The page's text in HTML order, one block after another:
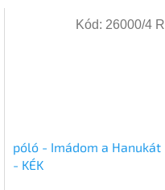
póló - Imádom a Hanukát
- KÉK
Kód: 26000/4 R